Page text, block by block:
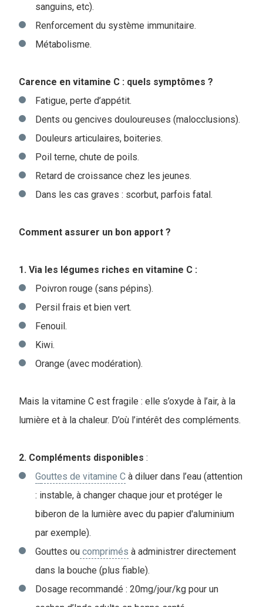
sanguins, etc).
Renforcement du système immunitaire.
Métabolisme.
Carence en vitamine C : quels symptômes ?
Fatigue, perte d’appétit.
Dents ou gencives douloureuses (malocclusions).
Douleurs articulaires, boiteries.
Poil terne, chute de poils.
Retard de croissance chez les jeunes.
Dans les cas graves : scorbut, parfois fatal.
Comment assurer un bon apport ?
1. Via les légumes riches en vitamine C :
Poivron rouge (sans pépins).
Persil frais et bien vert.
Fenouil.
Kiwi.
Orange (avec modération).
Mais la vitamine C est fragile : elle s’oxyde à l’air, à la
lumière et à la chaleur. D’où l’intérêt des compléments.
2. Compléments disponibles :
Gouttes de vitamine C à diluer dans l’eau (attention
: instable, à changer chaque jour et protéger le
biberon de la lumière avec du papier d'aluminium
par exemple).
Gouttes ou comprimés à administrer directement
dans la bouche (plus fiable).
Dosage recommandé : 20mg/jour/kg pour un